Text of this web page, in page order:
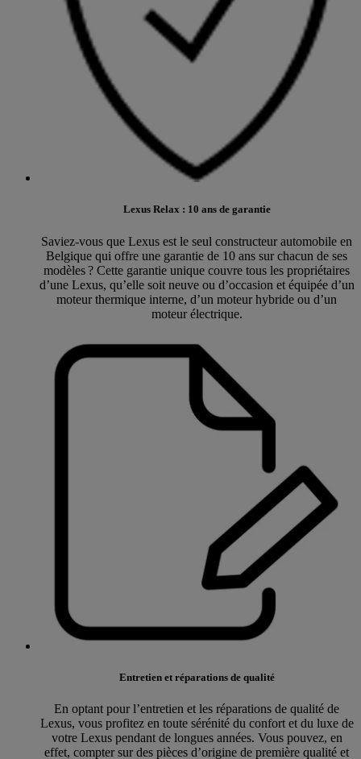
Lexus Relax : 10 ans de garantie
Saviez-vous que Lexus est le seul constructeur automobile en
Belgique qui offre une garantie de 10 ans sur chacun de ses
modèles ? Cette garantie unique couvre tous les propriétaires
d’une Lexus, qu’elle soit neuve ou d’occasion et équipée d’un
moteur thermique interne, d’un moteur hybride ou d’un
moteur électrique.
Entretien et réparations de qualité
En optant pour l’entretien et les réparations de qualité de
Lexus, vous profitez en toute sérénité du confort et du luxe de
votre Lexus pendant de longues années. Vous pouvez, en
effet, compter sur des pièces d’origine de première qualité et